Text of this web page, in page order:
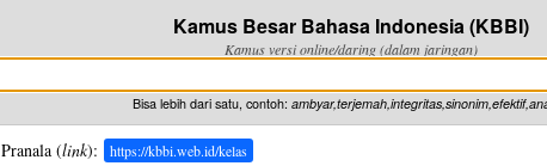
Kamus Besar Bahasa Indonesia (KBBI)
Kamus versi online/daring (dalam jaringan)
Bisa lebih dari satu, contoh:
Pranala (link): https://kbbi.web.id/kelas